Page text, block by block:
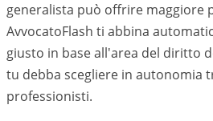
generalista può offrire maggiore
AvvocatoFlash ti abbina
giusto in base all'area del diritto
tu debba scegliere in autonomia
professionisti.